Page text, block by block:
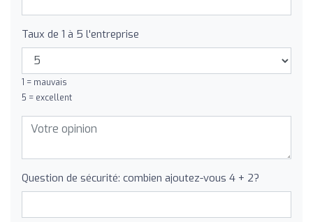
Taux de 1 à 5 l'entreprise
1 = mauvais
5 = excellent
Question de sécurité: combien ajoutez-vous 4 + 2?